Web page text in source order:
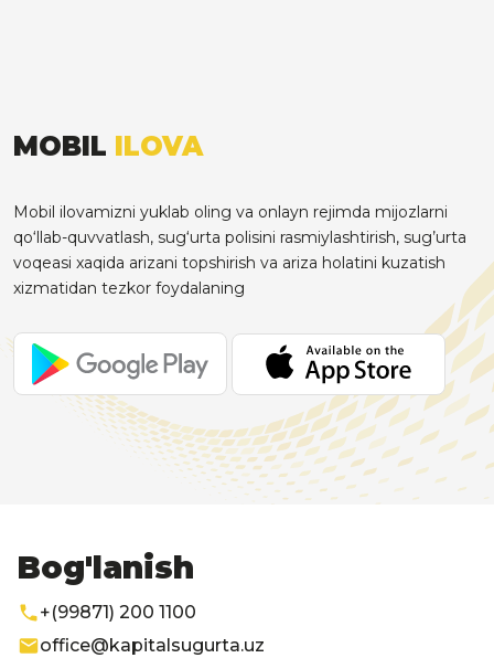
MOBIL ILOVA
Mobil ilovamizni yuklab oling va onlayn rejimda mijozlarni
qo‘llab-quvvatlash, sug‘urta polisini rasmiylashtirish, sug’urta
voqeasi xaqida arizani topshirish va ariza holatini kuzatish
xizmatidan tezkor foydalaning
Bog'lanish
+(99871) 200 1100
office@kapitalsugurta.uz